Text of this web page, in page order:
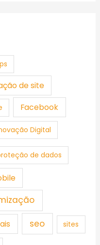
de site
Facebook
Digital
de dados
seo sites